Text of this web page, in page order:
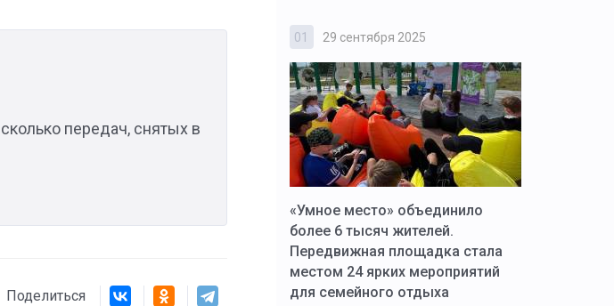
передач, снятых в
Поделиться
Коробов после возвращения со
мечту
01 29 сентября 2025
«Умное место» объединило
более 6 тысяч жителей.
Передвижная площадка стала
местом 24 ярких мероприятий
для семейного отдыха